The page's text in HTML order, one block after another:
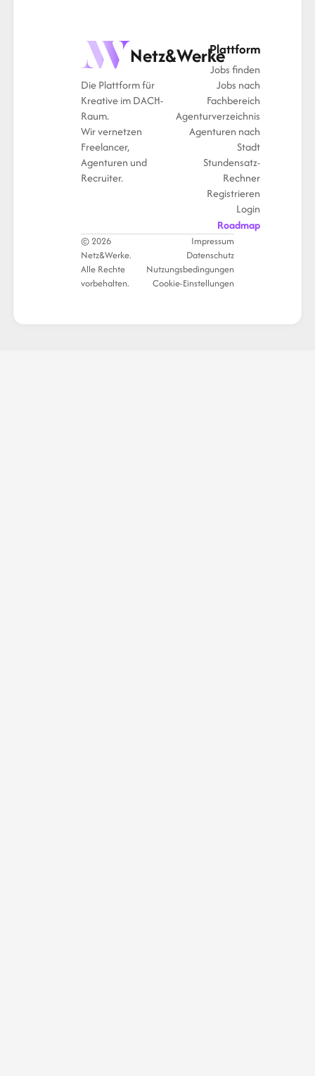
Netz&Werke
Die Plattform für
Kreative im DACH-
Raum.
Wir vernetzen
Freelancer,
Agenturen und
Recruiter.
Plattform
Jobs finden
Jobs nach
Fachbereich
Agenturverzeichnis
Agenturen nach
Stadt
Stundensatz-
Rechner
Registrieren
Login
Roadmap
© 2026
Netz&Werke.
Alle Rechte
vorbehalten.
Impressum
Datenschutz
Nutzungsbedingungen
Cookie-Einstellungen